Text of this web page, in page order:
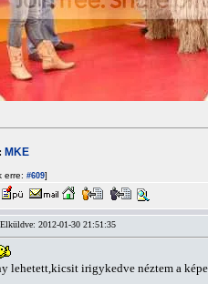
MKE
erre: #609]
Elküldve: 2012-01-30 21:51:35
lehetett,kicsit irigykedve néztem a